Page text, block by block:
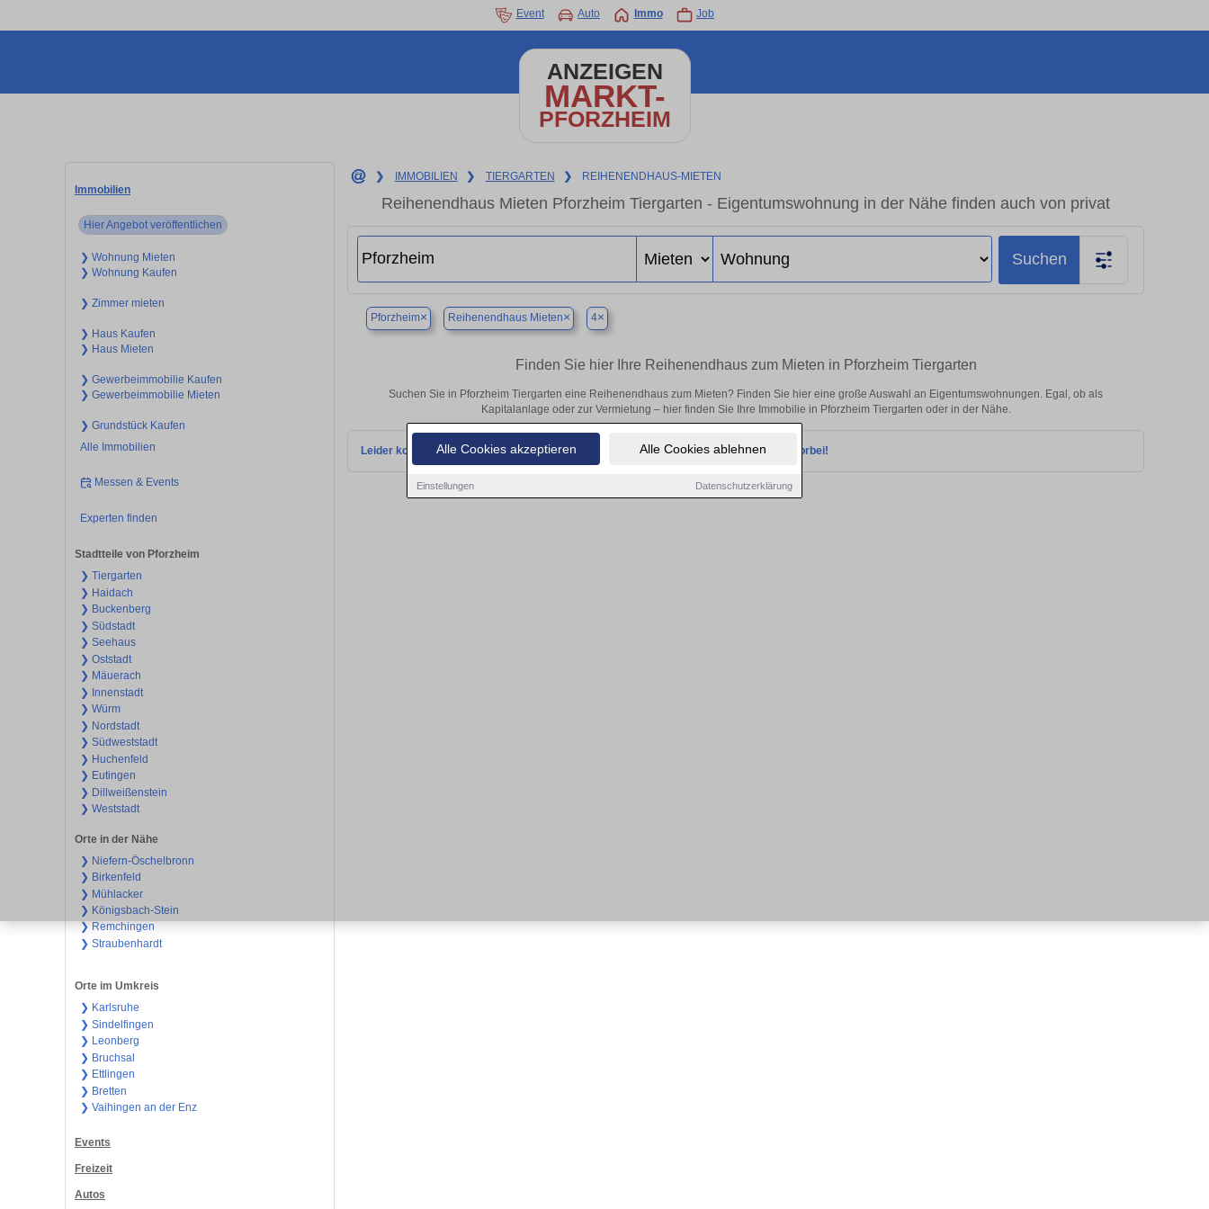
Alle Cookies akzeptieren Alle Cookies ablehnen
Einstellungen Datenschutzerklärung
Event Auto Immo Job
ANZEIGEN
MARKT-
PFORZHEIM
Immobilien
Hier Angebot veröffentlichen
❯ Wohnung Mieten
❯ Wohnung Kaufen
❯ Zimmer mieten
❯ Haus Kaufen
❯ Haus Mieten
❯ Gewerbeimmobilie Kaufen
❯ Gewerbeimmobilie Mieten
❯ Grundstück Kaufen
Alle Immobilien
Messen & Events
Experten finden
Stadtteile von Pforzheim
❯ Tiergarten
❯ Haidach
❯ Buckenberg
❯ Südstadt
❯ Seehaus
❯ Oststadt
❯ Mäuerach
❯ Innenstadt
❯ Würm
❯ Nordstadt
❯ Südweststadt
❯ Huchenfeld
❯ Eutingen
❯ Dillweißenstein
❯ Weststadt
Orte in der Nähe
❯ Niefern-Öschelbronn
❯ Birkenfeld
❯ Mühlacker
❯ Königsbach-Stein
❯ Remchingen
❯ Straubenhardt
Orte im Umkreis
❯ Karlsruhe
❯ Sindelfingen
❯ Leonberg
❯ Bruchsal
❯ Ettlingen
❯ Bretten
❯ Vaihingen an der Enz
Events
Freizeit
Autos
❯ IMMOBILIEN ❯ TIERGARTEN ❯ REIHENENDHAUS-MIETEN
Reihenendhaus Mieten Pforzheim Tiergarten - Eigentumswohnung in der Nähe finden auch von privat
Suchen
Pforzheim× Reihenendhaus Mieten× 4×
Finden Sie hier Ihre Reihenendhaus zum Mieten in Pforzheim Tiergarten
Suchen Sie in Pforzheim Tiergarten eine Reihenendhaus zum Mieten? Finden Sie hier eine große Auswahl an Eigentumswohnungen. Egal, ob als
Kapitalanlage oder zur Vermietung – hier finden Sie Ihre Immobilie in Pforzheim Tiergarten oder in der Nähe.
Leider konnten wir derzeit keine passenden Objekte finden. Schauen Sie bald wieder vorbei!